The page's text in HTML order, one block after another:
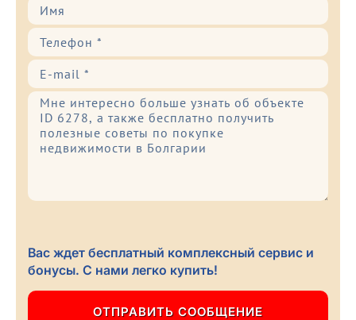
Вас ждет бесплатный комплексный сервис и
бонусы. С нами легко купить!